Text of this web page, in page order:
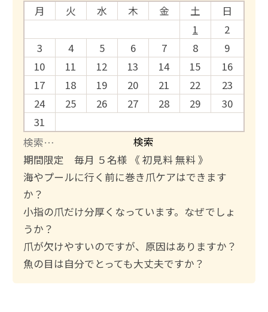
月
火 水 木 金 土
日
1
2
3
4 5 6 7 8
9
10
11 12 13 14 15
16
17
18 19 20 21 22
23
24
25 26 27 28 29
30
31
検
索
:
期間限定 毎月 ５名様 《 初見料 無料 》
海やプールに行く前に巻き爪ケアはできます
か？
小指の爪だけ分厚くなっています。なぜでしょ
うか？
爪が欠けやすいのですが、原因はありますか？
魚の目は自分でとっても大丈夫ですか？